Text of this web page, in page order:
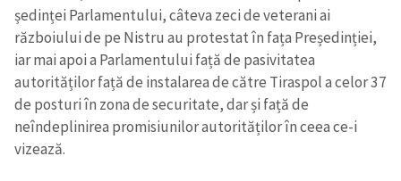
ședinței Parlamentului, câteva zeci de veterani ai
războiului de pe Nistru au protestat în fața Președinției,
iar mai apoi a Parlamentului față de pasivitatea
autorităților față de instalarea de către Tiraspol a celor 37
de posturi în zona de securitate, dar și față de
neîndeplinirea promisiunilor autorităților în ceea ce-i
vizează.